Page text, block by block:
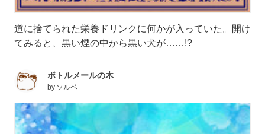
道に捨てられた栄養ドリンクに何かが入っていた。開け
てみると、黒い煙の中から黒い犬が……!?
ボトルメールの木
by ソルベ